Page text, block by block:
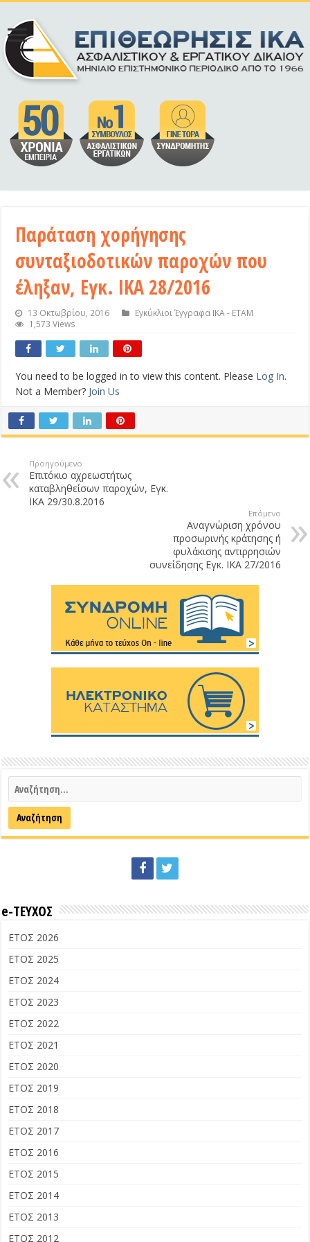
Παράταση χορήγησης
συνταξιοδοτικών παροχών που
έληξαν, Εγκ. ΙΚΑ 28/2016
13 Οκτωβρίου, 2016
Εγκύκλιοι Έγγραφα ΙΚΑ - ΕΤΑΜ
1,573 Views
You need to be logged in to view this content. Please Log In.
Not a Member? Join Us
Προηγούμενο
Επιτόκιο αχρεωστήτως
καταβληθείσων παροχών, Εγκ.
ΙΚΑ 29/30.8.2016
Επόμενο
Αναγνώριση χρόνου
προσωρινής κράτησης ή
φυλάκισης αντιρρησιών
συνείδησης Εγκ. ΙΚΑ 27/2016
e-ΤΕΥΧΟΣ
ΕΤΟΣ 2026
ΕΤΟΣ 2025
ΕΤΟΣ 2024
ΕΤΟΣ 2023
ΕΤΟΣ 2022
ΕΤΟΣ 2021
ΕΤΟΣ 2020
ΕΤΟΣ 2019
ΕΤΟΣ 2018
ΕΤΟΣ 2017
ΕΤΟΣ 2016
ΕΤΟΣ 2015
ΕΤΟΣ 2014
ΕΤΟΣ 2013
ΕΤΟΣ 2012